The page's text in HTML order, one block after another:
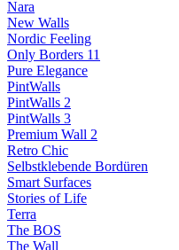
Nara
New Walls
Nordic Feeling
Only Borders 11
Pure Elegance
PintWalls
PintWalls 2
PintWalls 3
Premium Wall 2
Retro Chic
Selbstklebende Bordüren
Smart Surfaces
Stories of Life
Terra
The BOS
The Wall